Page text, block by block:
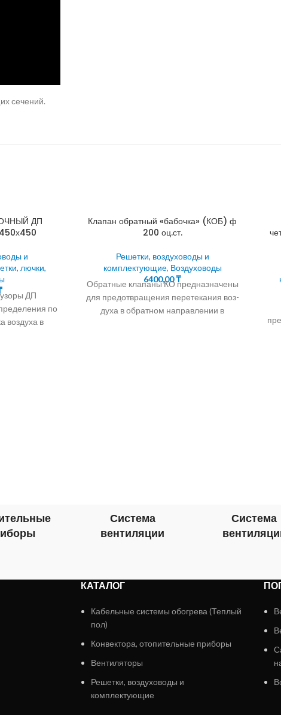
сечений.
ДП
и
лючки,
ДП
по
воздуха в
Клапан обратный «бабочка» (КОБ) ф
200 оц.ст.
Решетки, воздуховоды и
комплектующие, Воздуховоды
6400,00₸
Обратные клапаны КО предназначены
для предотвращения перетекания воз-
духа в обратном направлении в
Система
вентиляции
Система
КАТАЛОГ
Кабельные системы обогрева (Теплый
пол)
Конвектора, отопительные приборы
Вентиляторы
Решетки, воздуховоды и
комплектующие